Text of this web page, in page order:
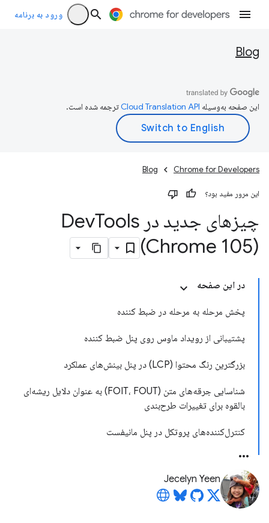
ورود به برنامه
Blog
این صفحه به‌وسیله ترجمه شده است.
Chrome for Developers
Blog
این مرور مفید بود؟
چیزهای جدید در Dev Tools
(Chrome 105)
در این صفحه
پخش مرحله به مرحله در ضبط کننده
پشتیبانی از رویداد ماوس روی پنل ضبط کننده
بزرگترین رنگ محتوا (LCP) در پنل بینش‌های عملکرد
شناسایی جرقه‌های متن (FOIT، FOUT) به عنوان دلایل ریشه‌ای
بالقوه برای تغییرات طرح‌بندی
کنترل‌کننده‌های پروتکل در پنل مانیفست
Jecelyn Yeen